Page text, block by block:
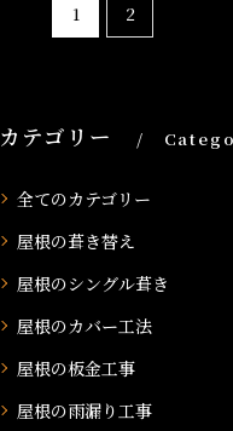
1 2
カテゴリー
全てのカテゴリー
屋根の葺き替え
屋根のシングル葺き
屋根のカバー工法
屋根の板金工事
屋根の雨漏り工事